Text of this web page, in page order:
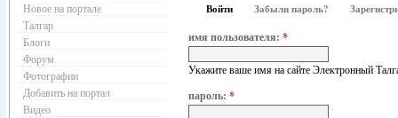
Войти Забыли пароль?
имя пользователя: *
Укажите ваше имя на сайте Электронный
пароль: *
Новое на портале
Талгар
Блоги
Форум
Фотографии
Добавить на портал
Видео